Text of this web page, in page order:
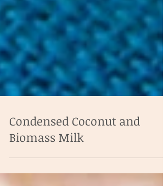
Condensed Coconut and
Biomass Milk